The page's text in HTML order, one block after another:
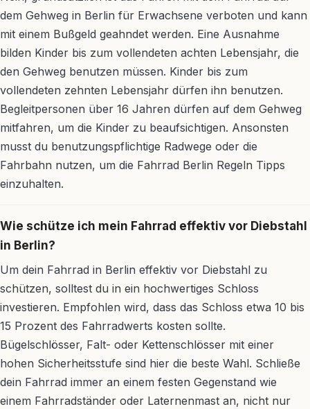
dem Gehweg in Berlin für Erwachsene verboten und kann
mit einem Bußgeld geahndet werden. Eine Ausnahme
bilden Kinder bis zum vollendeten achten Lebensjahr, die
den Gehweg benutzen müssen. Kinder bis zum
vollendeten zehnten Lebensjahr dürfen ihn benutzen.
Begleitpersonen über 16 Jahren dürfen auf dem Gehweg
mitfahren, um die Kinder zu beaufsichtigen. Ansonsten
musst du benutzungspflichtige Radwege oder die
Fahrbahn nutzen, um die Fahrrad Berlin Regeln Tipps
einzuhalten.
Wie schütze ich mein Fahrrad effektiv vor Diebstahl
in Berlin?
Um dein Fahrrad in Berlin effektiv vor Diebstahl zu
schützen, solltest du in ein hochwertiges Schloss
investieren. Empfohlen wird, dass das Schloss etwa 10 bis
15 Prozent des Fahrradwerts kosten sollte.
Bügelschlösser, Falt- oder Kettenschlösser mit einer
hohen Sicherheitsstufe sind hier die beste Wahl. Schließe
dein Fahrrad immer an einem festen Gegenstand wie
einem Fahrradständer oder Laternenmast an, nicht nur